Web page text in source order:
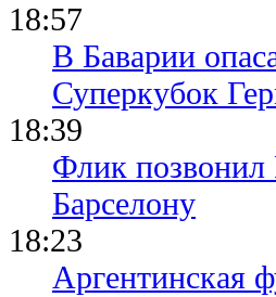
18:57
В Баварии
Суперкубок
18:39
Флик позвонил
Барселону
18:23
Аргентинская